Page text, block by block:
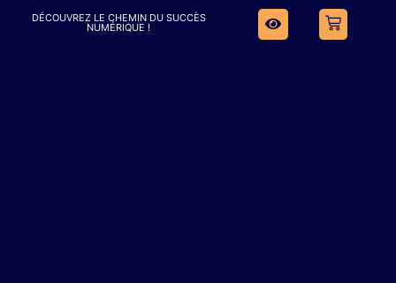
DÉCOUVREZ LE CHEMIN DU SUCCÈS
NUMÉRIQUE !